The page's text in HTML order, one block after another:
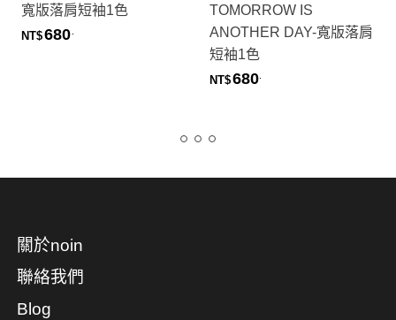
寬版落肩短袖1色
NT$680
TOMORROW IS
ANOTHER DAY-寬版落肩
短袖1色
NT$680
關於noin
聯絡我們
Blog